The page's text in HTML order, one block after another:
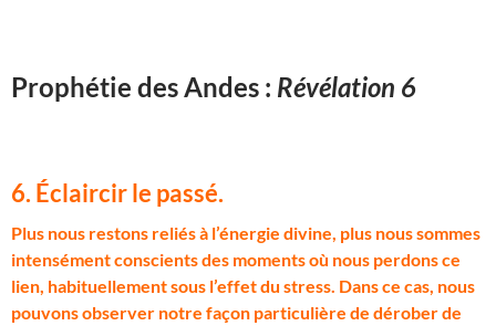
Prophétie des Andes : Révélation 6
6. Éclaircir le passé.
Plus nous restons reliés à l’énergie divine, plus nous sommes
intensément conscients des moments où nous perdons ce
lien, habituellement sous l’effet du stress. Dans ce cas, nous
pouvons observer notre façon particulière de dérober de